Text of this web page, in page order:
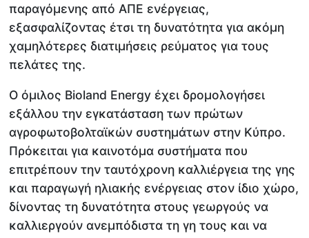
παραγόμενης από ΑΠΕ ενέργειας,
εξασφαλίζοντας έτσι τη δυνατότητα για ακόμη
χαμηλότερες διατιμήσεις ρεύματος για τους
πελάτες της.
Ο όμιλος Bioland Energy έχει δρομολογήσει
εξάλλου την εγκατάσταση των πρώτων
αγροφωτοβολταϊκών συστημάτων στην Κύπρο.
Πρόκειται για καινοτόμα συστήματα που
επιτρέπουν την ταυτόχρονη καλλιέργεια της γης
και παραγωγή ηλιακής ενέργειας στον ίδιο χώρο,
δίνοντας τη δυνατότητα στους γεωργούς να
καλλιεργούν ανεμπόδιστα τη γη τους και να